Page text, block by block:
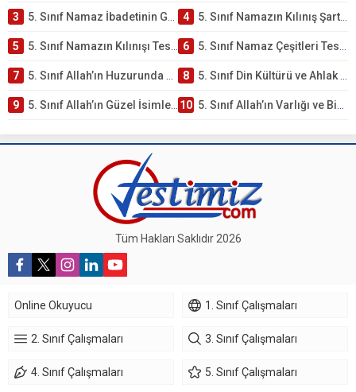
3 5. Sınıf Namaz İbadetinin Getirdiği Faydalar Testi 4 5. Sınıf Namazın Kılınış Şartları Testi
5 5. Sınıf Namazın Kılınışı Testi – Online Çöz 6 5. Sınıf Namaz Çeşitleri Testi – Online Çöz
7 5. Sınıf Allah’ın Huzurunda Olmak – Namaz İbadeti Testi 8 5. Sınıf Din Kültürü ve Ahlak Bilgisi 1. Ünite: Allah İnancı Çalışmaları
9 5. Sınıf Allah’ın Güzel İsimleri Testi – Online Çöz 10 5. Sınıf Allah’ın Varlığı ve Birliği Testi – Online Çöz
Tüm Hakları Saklıdır 2026
Online Okuyucu 1. Sınıf Çalışmaları
2. Sınıf Çalışmaları 3. Sınıf Çalışmaları
4. Sınıf Çalışmaları 5. Sınıf Çalışmaları